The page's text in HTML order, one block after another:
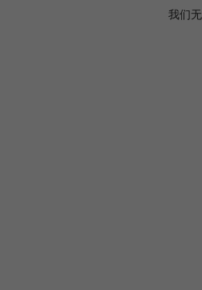
我们